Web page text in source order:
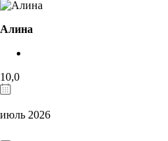
Алина
10,0
июль 2026